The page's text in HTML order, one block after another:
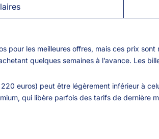
les meilleures offres, mais ces prix sont
quelques semaines à l’avance. Les
euros) peut être légèrement inférieur à
qui libère parfois des tarifs de dernière